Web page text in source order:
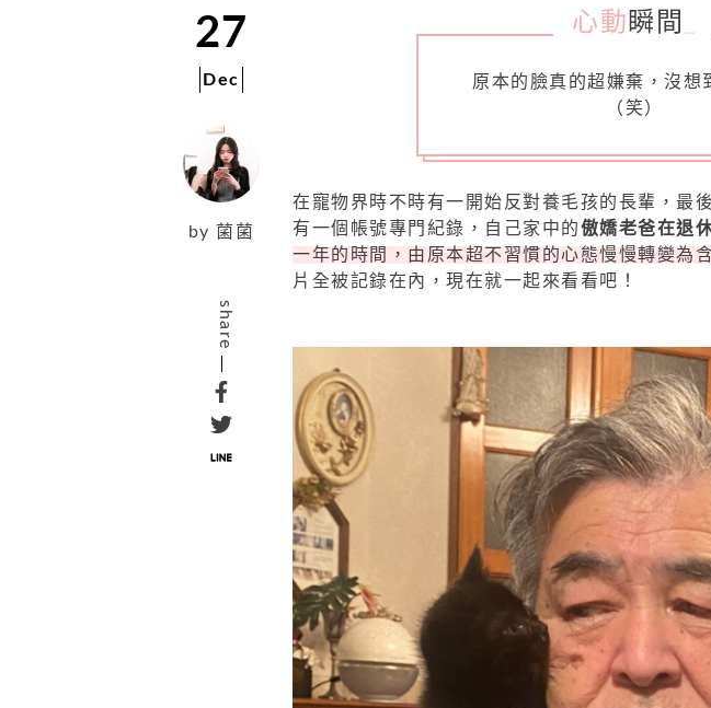
27
Dec
by 菌菌
share
心動 瞬間
原本的臉真的超嫌棄，沒想
（笑）
在寵物界時不時有一開始反對養毛孩的長輩，最
有一個帳號專門紀錄，自己家中的傲嬌老爸在退
一年的時間，由原本超不習慣的心態慢慢轉變為
片全被記錄在內，現在就一起來看看吧！